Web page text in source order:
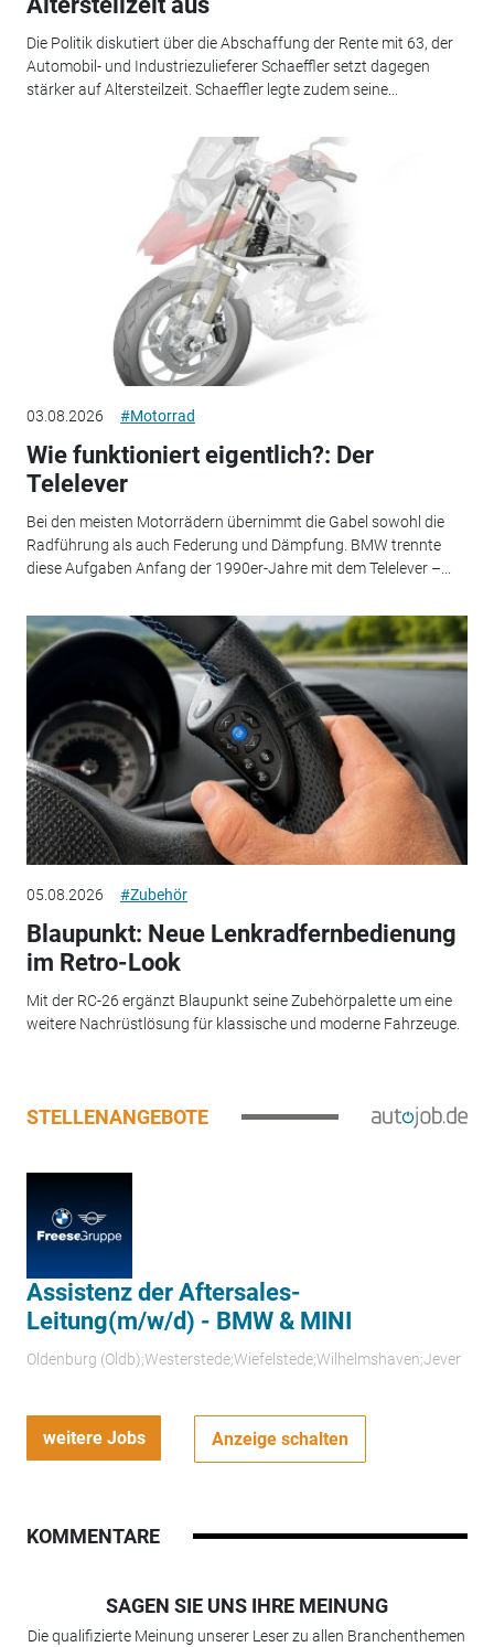
Die Politik diskutiert über die Abschaffung der Rente mit 63, der
Automobil- und Industriezulieferer Schaeffler setzt dagegen
stärker auf Altersteilzeit. Schaeffler legte zudem seine...
03.08.2026 #Motorrad
Wie funktioniert eigentlich?: Der
Telelever
Bei den meisten Motorrädern übernimmt die Gabel sowohl die
Radführung als auch Federung und Dämpfung. BMW trennte
diese Aufgaben Anfang der 1990er-Jahre mit dem Telelever –...
05.08.2026 #Zubehör
Blaupunkt: Neue Lenkradfernbedienung
im Retro-Look
Mit der RC-26 ergänzt Blaupunkt seine Zubehörpalette um eine
weitere Nachrüstlösung für klassische und moderne Fahrzeuge.
STELLENANGEBOTE
Assistenz der Aftersales-
Leitung(m/w/d) - BMW & MINI
Oldenburg (Oldb);Westerstede;Wiefelstede;Wilhelmshaven;Jever
weitere Jobs Anzeige schalten
KOMMENTARE
SAGEN SIE UNS IHRE MEINUNG
Die qualifizierte Meinung unserer Leser zu allen Branchenthemen